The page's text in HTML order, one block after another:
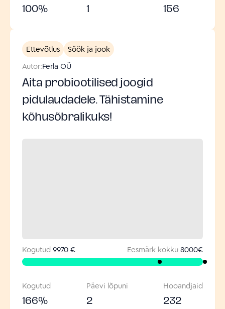
100% 1 156
Ettevõtlus
Söök ja jook
Autor:Ferla OÜ
Aita probiootilised joogid
pidulaudadele. Tähistamine
kõhusõbralikuks!
Kogutud 9970 € Eesmärk kokku 8000€
Kogutud
166%
Päevi lõpuni
2
Hooandjaid
232